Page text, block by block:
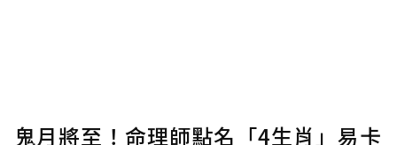
鬼月將至！命理師點名「4生肖」易卡